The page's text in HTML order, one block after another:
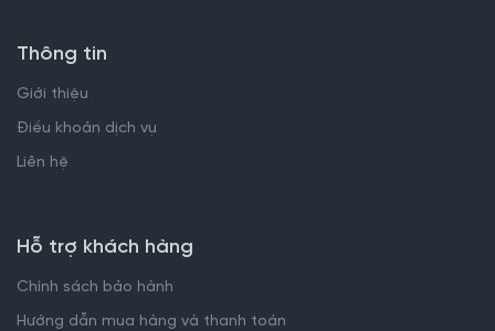
Thông tin
Giới thiệu
Điều khoản dịch vụ
Liên hệ
Hỗ trợ khách hàng
Chính sách bảo hành
Hướng dẫn mua hàng và thanh toán